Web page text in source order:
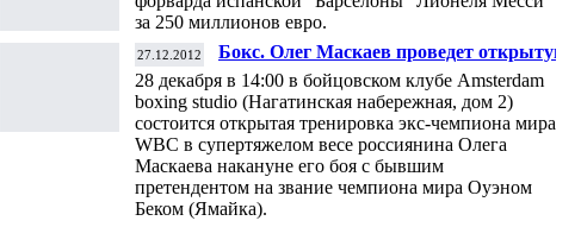
за 250 миллионов евро.
27.12.2012
Бокс. Олег Маскаев проведет открытую
тренировку
28 декабря в 14:00 в бойцовском клубе Amsterdam
boxing studio (Нагатинская набережная, дом 2)
состоится открытая тренировка экс-чемпиона мира
WBC в супертяжелом весе россиянина Олега
Маскаева накануне его боя с бывшим
претендентом на звание чемпиона мира Оуэном
Беком (Ямайка).